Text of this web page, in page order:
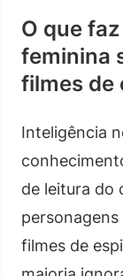
O que
feminina
filmes de
Inteligência
de leitura do
filmes de